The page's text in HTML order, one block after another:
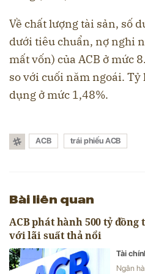
Về chất lượng tài sản, số
dưới tiêu chuẩn, nợ nghi
mất vốn) của ACB ở mức
so với cuối năm ngoái.
dụng ở mức 1,48%.
ACB trái phiếu ACB
Bài liên quan
ACB phát hành 500 tỷ
với lãi suất thả nổi
Tài
Ngân